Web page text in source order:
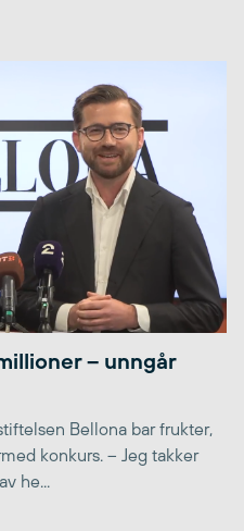
– unngår
Bellona bar frukter,
konkurs. – Jeg takker
he...